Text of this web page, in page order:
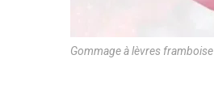
Gommage à lèvres framboise